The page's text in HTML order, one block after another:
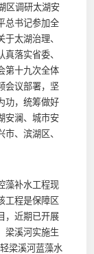
区调研太湖安
总书记参加全
太湖治理、
落实省委、
第十九次全体
会议部署，坚
功，统筹做好
安澜、城市安
、滨湖区、
补水工程现
工程是保障区
，近期已开展
梁溪河实施生
梁溪河蓝藻水